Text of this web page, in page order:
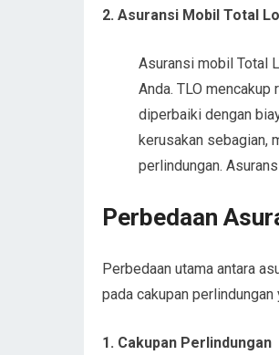
2. Asuransi Mobil Total
Asuransi mobil Total
Anda. TLO
diperbaiki dengan
kerusakan sebagian,
perlindungan.
Perbedaan
Perbedaan utama antara
pada cakupan
1. Cakupan Perlindungan